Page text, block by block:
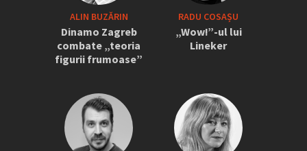
ALIN BUZĂRIN
Dinamo Zagreb
combate „teoria
figurii frumoase”
RADU COSAȘU
„Wow!”-ul lui
Lineker